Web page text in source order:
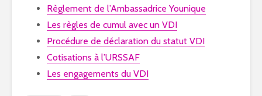
Règlement de l’Ambassadrice Younique
Les règles de cumul avec un VDI
Procédure de déclaration du statut VDI
Cotisations à l’URSSAF
Les engagements du VDI